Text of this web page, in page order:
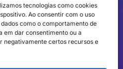
tecnologias como cookies
Ao consentir com o uso
como o comportamento de
em dar consentimento ou a
negativamente certos recursos e
Irlanda
Polônia